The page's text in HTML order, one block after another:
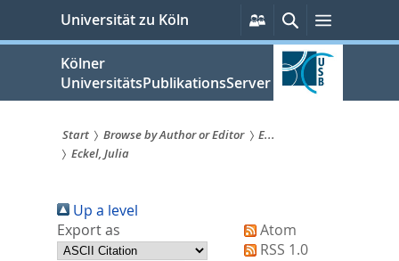
springen
Universität zu Köln
Persönliche
Services
SucheMenü
Kölner
UniversitätsPublikationsServer
Sie
sind
hier:
Start Browse by Author or Editor
E...
Eckel, Julia
Up a level
Export as
Atom
RSS 1.0